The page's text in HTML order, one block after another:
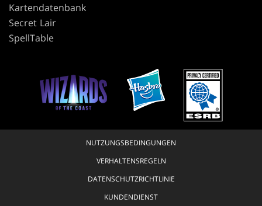
Kartendatenbank
Secret Lair
SpellTable
NUTZUNGSBEDINGUNGEN
VERHALTENSREGELN
DATENSCHUTZRICHTLINIE
KUNDENDIENST